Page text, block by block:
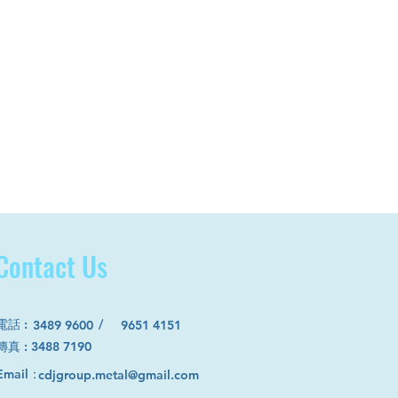
9651 4151
話 : /
：cdjgroup.metal@gmail.com
Us
3489 9600
真 : 3488 7190